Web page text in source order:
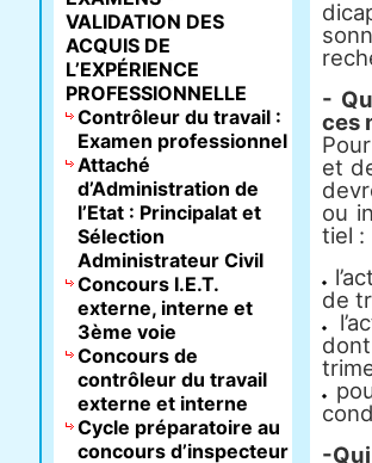
-
ces
et
ou
tiel :
de
-
VALIDATION DES
ACQUIS DE
L’EXPÉRIENCE
PROFESSIONNELLE
Contrôleur du travail :
Examen professionnel
Attaché
d’Administration de
l’Etat : Principalat et
Sélection
Administrateur Civil
Concours I.E.T.
externe, interne et
3ème voie
Concours de
contrôleur du travail
externe et interne
Cycle préparatoire au
concours d’inspecteur